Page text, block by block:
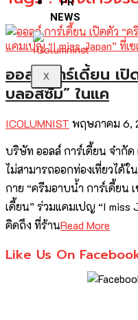
NEWS
X
ออลล์ การ์เดี้ยน เปิ
บลอสซั่ม” ในแค
ICOLUMNIST พฤษภาคม 6,
บริษัท ออลล์ การ์เดี้ยน จำกั
ไม่สามารถออกท่องเที่ยวได้
กาย “ครีมอาบน้ำ การ์เดี้ยน
เดี้ยน” ร่วมแคมเปญ “I
คิดถึง ที่ร้านRead More
Like Us On